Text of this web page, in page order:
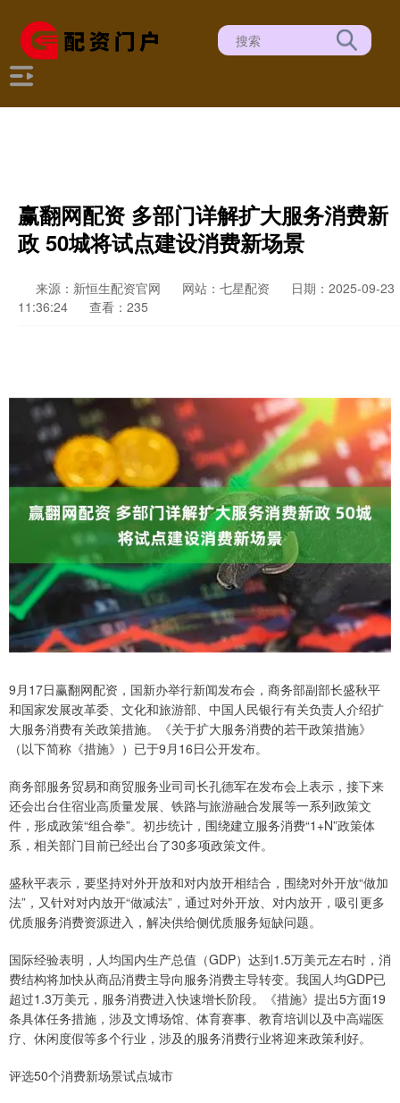
赢翻网配资 多部门详解扩大服务消费新
政 50城将试点建设消费新场景
来源：新恒生配资官网 网站：七星配资
日期：2025-09-23
11:36:24
查看：235
9月17日赢翻网配资，国新办举行新闻发布会，商务部副部长盛秋平
和国家发展改革委、文化和旅游部、中国人民银行有关负责人介绍扩
大服务消费有关政策措施。《关于扩大服务消费的若干政策措施》
（以下简称《措施》）已于9月16日公开发布。
商务部服务贸易和商贸服务业司司长孔德军在发布会上表示，接下来
还会出台住宿业高质量发展、铁路与旅游融合发展等一系列政策文
件，形成政策“组合拳”。初步统计，围绕建立服务消费“1+N”政策体
系，相关部门目前已经出台了30多项政策文件。
盛秋平表示，要坚持对外开放和对内放开相结合，围绕对外开放“做加
法”，又针对对内放开“做减法”，通过对外开放、对内放开，吸引更多
优质服务消费资源进入，解决供给侧优质服务短缺问题。
国际经验表明，人均国内生产总值（GDP）达到1.5万美元左右时，消
费结构将加快从商品消费主导向服务消费主导转变。我国人均GDP已
超过1.3万美元，服务消费进入快速增长阶段。《措施》提出5方面19
条具体任务措施，涉及文博场馆、体育赛事、教育培训以及中高端医
疗、休闲度假等多个行业，涉及的服务消费行业将迎来政策利好。
评选50个消费新场景试点城市